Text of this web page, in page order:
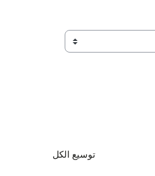
توسيع الكل